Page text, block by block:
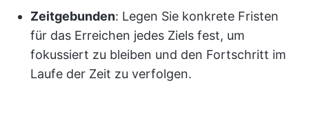
Zeitgebunden: Legen Sie konkrete Fristen
für das Erreichen jedes Ziels fest, um
fokussiert zu bleiben und den Fortschritt im
Laufe der Zeit zu verfolgen.